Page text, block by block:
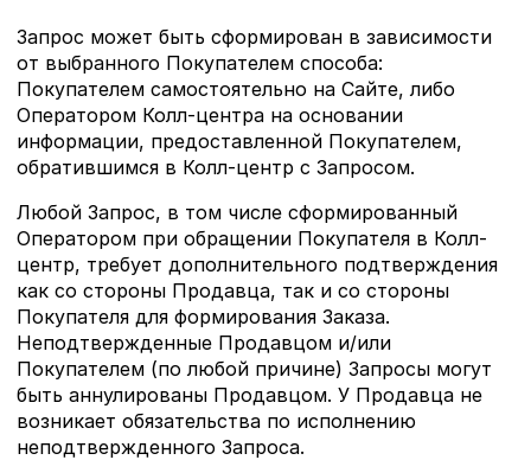
Запрос может быть сформирован в зависимости
от выбранного Покупателем способа:
Покупателем самостоятельно на Сайте, либо
Оператором Колл-центра на основании
информации, предоставленной Покупателем,
обратившимся в Колл-центр с Запросом.
Любой Запрос, в том числе сформированный
Оператором при обращении Покупателя в Колл-
центр, требует дополнительного подтверждения
как со стороны Продавца, так и со стороны
Покупателя для формирования Заказа.
Неподтвержденные Продавцом и/или
Покупателем (по любой причине) Запросы могут
быть аннулированы Продавцом. У Продавца не
возникает обязательства по исполнению
неподтвержденного Запроса.